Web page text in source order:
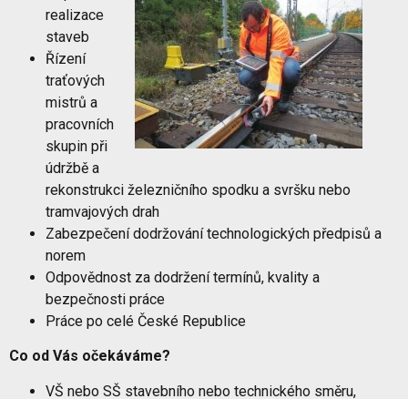
realizace
staveb
Řízení
traťových
mistrů a
pracovních
skupin při
údržbě a
rekonstrukci železničního spodku a svršku nebo
tramvajových drah
Zabezpečení dodržování technologických předpisů a
norem
Odpovědnost za dodržení termínů, kvality a
bezpečnosti práce
Práce po celé České Republice
Co od Vás očekáváme?
VŠ nebo SŠ stavebního nebo technického směru,